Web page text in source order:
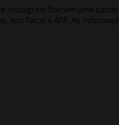
Instagram fizeram uma
Aos Fatos e AFP. As